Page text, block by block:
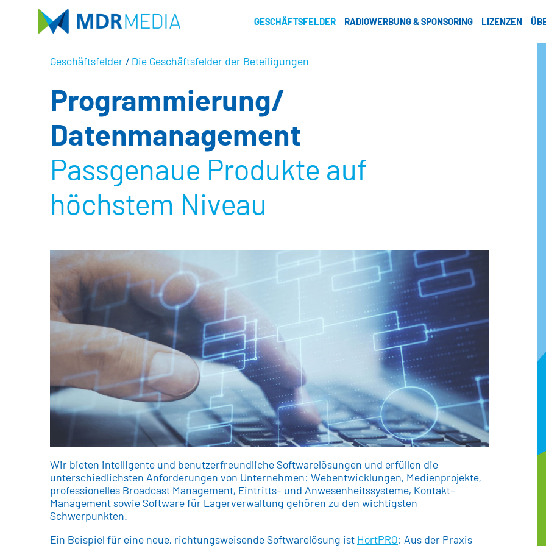
GESCHÄFTSFELDER RADIOWERBUNG & SPONSORING LIZENZEN
Geschäftsfelder / Die Geschäftsfelder der Beteiligungen
Programmierung/
Datenmanagement
Passgenaue Produkte auf
höchstem Niveau
Wir bieten intelligente und benutzerfreundliche Softwarelösungen und erfüllen die
unterschiedlichsten Anforderungen von Unternehmen: Webentwicklungen, Medienprojekte,
professionelles Broadcast Management, Eintritts- und Anwesenheitssysteme, Kontakt-
Management sowie Software für Lagerverwaltung gehören zu den wichtigsten
Schwerpunkten.
Ein Beispiel für eine neue, richtungsweisende Softwarelösung ist HortPRO: Aus der Praxis